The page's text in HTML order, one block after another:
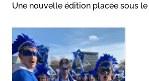
Une nouvelle édition placée sous